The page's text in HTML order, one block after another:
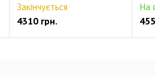
Закінчується
4310 грн.
На